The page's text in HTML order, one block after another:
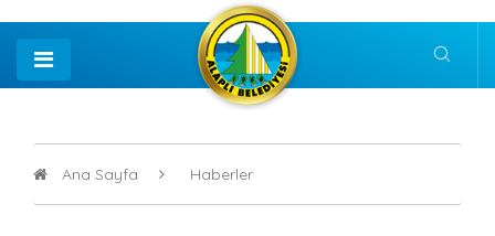
Ana Sayfa Haberler